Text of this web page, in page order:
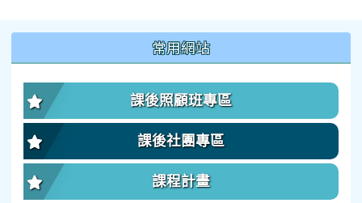
常用網站
課後照顧班專區
課後社團專區
課程計畫